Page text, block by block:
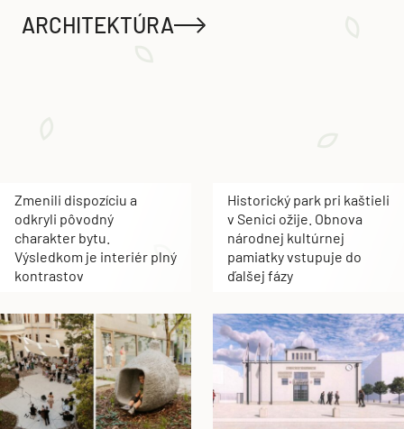
ARCHITEKTÚRA
Zmenili dispozíciu a
odkryli pôvodný
charakter bytu.
Výsledkom je interiér plný
kontrastov
Historický park pri kaštieli
v Senici ožije. Obnova
národnej kultúrnej
pamiatky vstupuje do
ďalšej fázy